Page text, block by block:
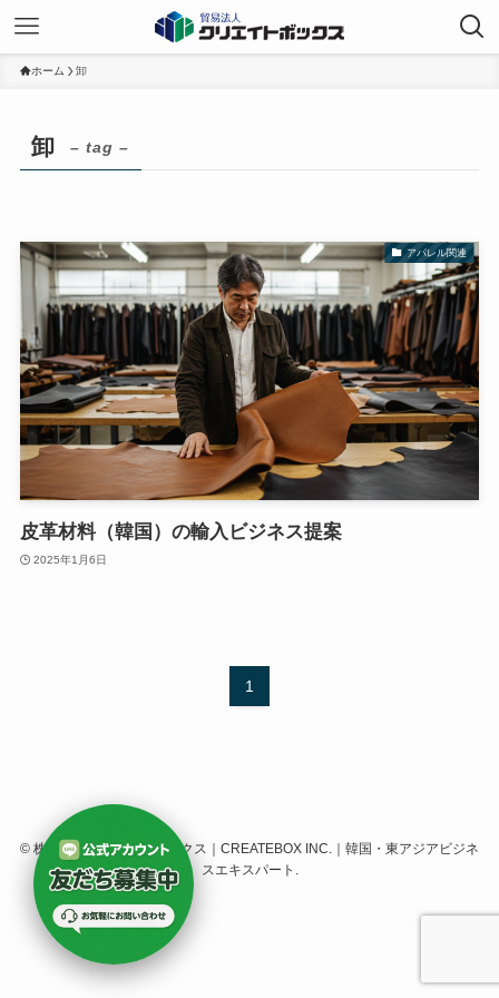
ホーム 卸
卸 – tag –
アパレル関連
皮革材料（韓国）の輸入ビジネス提案
2025年1月6日
1
© 株式会社クリエイトボックス｜CREATEBOX INC.｜韓国・東アジアビジネ
スエキスパート.